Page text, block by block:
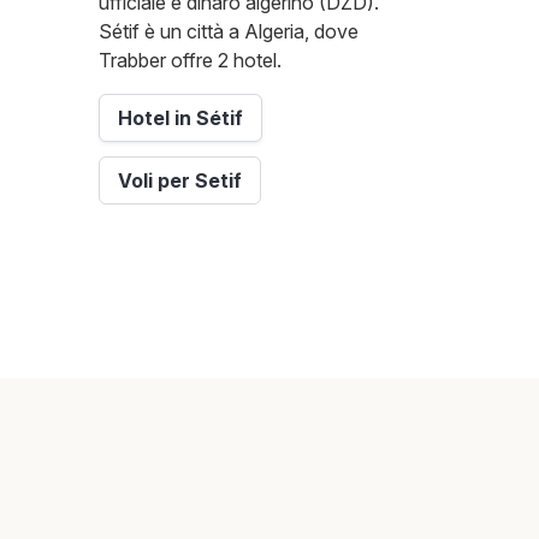
Sétif è un città a Algeria, dove
Trabber offre 2 hotel.
Hotel in Sétif
Voli per Setif